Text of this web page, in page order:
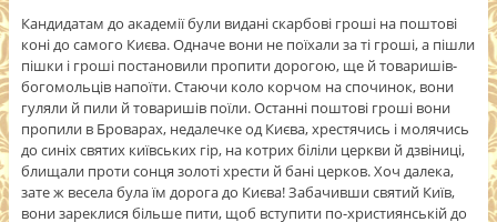
Кандидатам до академії були видані скарбові гроші на поштові
коні до самого Києва. Одначе вони не поїхали за ті гроші, а пішли
пішки і гроші постановили пропити дорогою, ще й товаришів-
богомольців напоїти. Стаючи коло корчом на спочинок, вони
гуляли й пили й товаришів поїли. Останні поштові гроші вони
пропили в Броварах, недалечке од Києва, хрестячись і молячись
до синіх святих київських гір, на котрих біліли церкви й дзвіниці,
блищали проти сонця золоті хрести й бані церков. Хоч далека,
зате ж весела була їм дорога до Києва! Забачивши святий Київ,
вони зареклися більше пити, щоб вступити по-християнській до